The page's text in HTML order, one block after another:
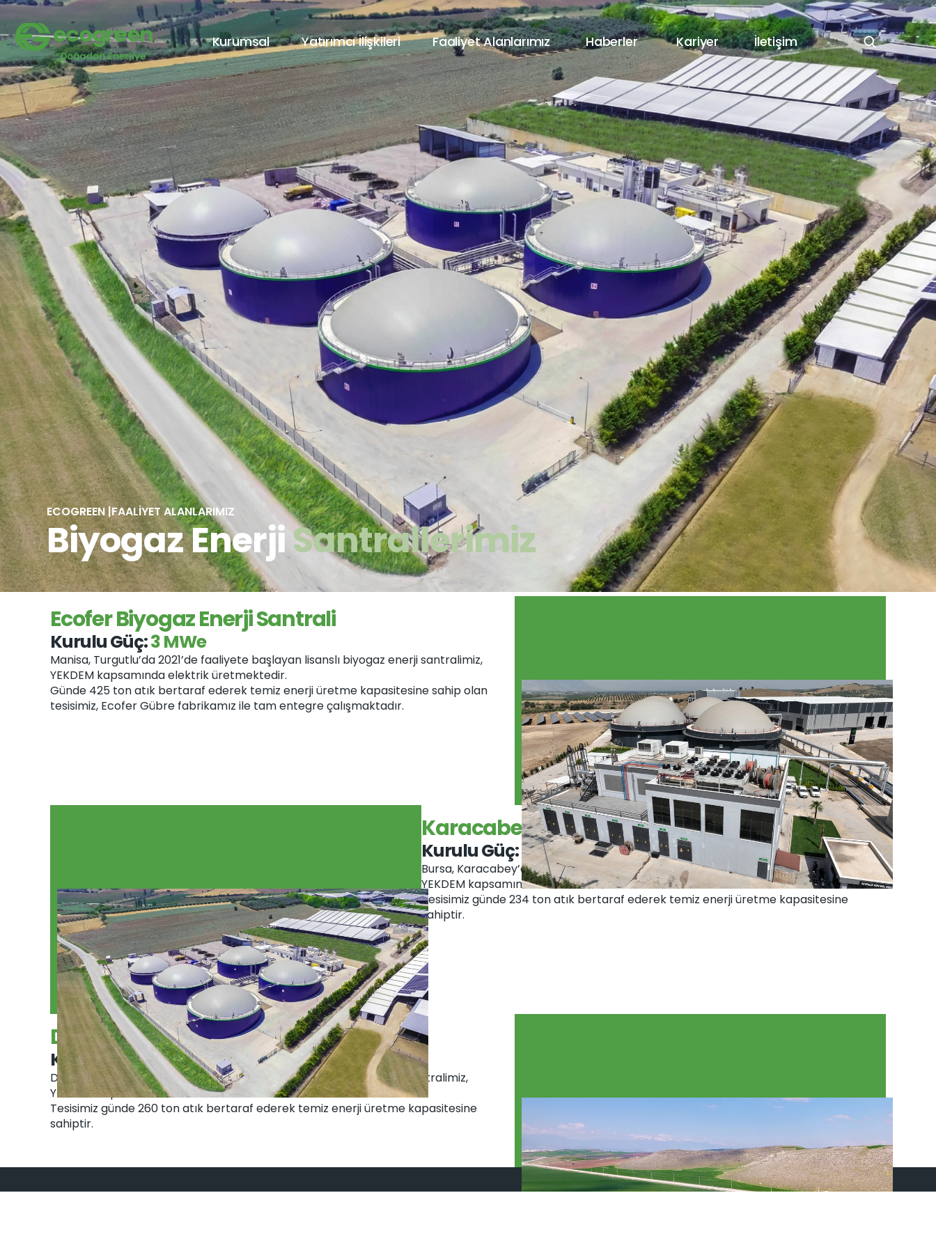
Kurumsal Yatırımcı İlişkileri Faaliyet Alanlarımız Haberler Kariyer İletişim
ECOGREEN |FAALİYET ALANLARIMIZ
Biyogaz Enerji Santrallerimiz
Ecofer Biyogaz Enerji Santrali
Kurulu Güç: 3 MWe
Manisa, Turgutlu’da 2021’de faaliyete başlayan lisanslı biyogaz enerji santralimiz,
YEKDEM kapsamında elektrik üretmektedir.
Günde 425 ton atık bertaraf ederek temiz enerji üretme kapasitesine sahip olan
tesisimiz, Ecofer Gübre fabrikamız ile tam entegre çalışmaktadır.
Karacabey Biyogaz Enerji Santrali
Kurulu Güç: 3 MWe
Bursa, Karacabey’de 2021’de faaliyete başlayan lisanslı biyogaz enerji santralimiz,
YEKDEM kapsamında elektrik üretmektedir.
Tesisimiz günde 234 ton atık bertaraf ederek temiz enerji üretme kapasitesine
sahiptir.
Denizli Biyogaz Enerji Santrali
Kurulu Güç: 1,5 MWe
Denizli, Honaz’da 2021’de faaliyete başlayan lisanslı biyogaz enerji santralimiz,
YEKDEM kapsamında elektrik üretmektedir.
Tesisimiz günde 260 ton atık bertaraf ederek temiz enerji üretme kapasitesine
sahiptir.